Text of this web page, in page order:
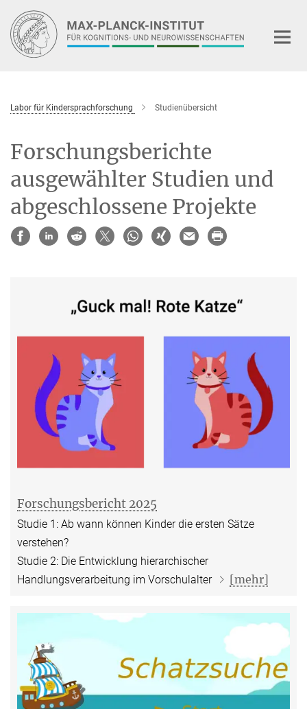
Hauptinhalt
Labor für Kindersprachforschung Studienübersicht
Forschungsberichte
ausgewählter Studien und
abgeschlossene Projekte
Forschungsbericht 2025
Studie 1: Ab wann können Kinder die ersten Sätze
verstehen?
Studie 2: Die Entwicklung hierarchischer
Handlungsverarbeitung im Vorschulalter
[mehr]